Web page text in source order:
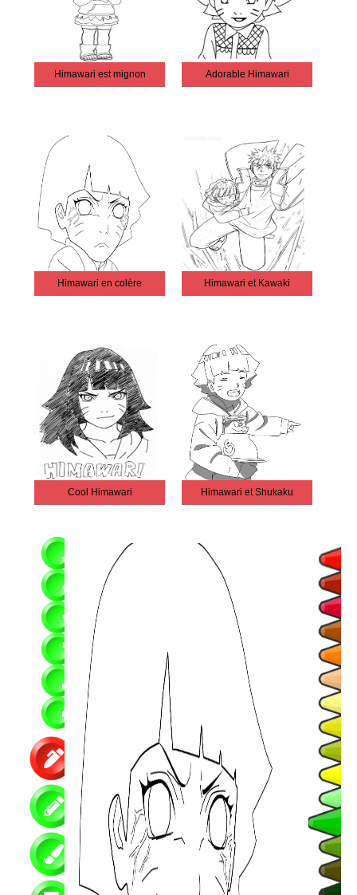
Himawari est mignon Adorable Himawari
Himawari en colère Himawari et Kawaki
Cool Himawari Himawari et Shukaku